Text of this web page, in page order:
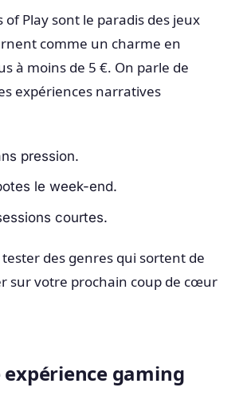
of Play sont le paradis des jeux
comme un charme en
à moins de 5 €. On parle de
expériences narratives
pression.
le week-end.
courtes.
des genres qui sortent de
sur votre prochain coup de cœur
expérience gaming